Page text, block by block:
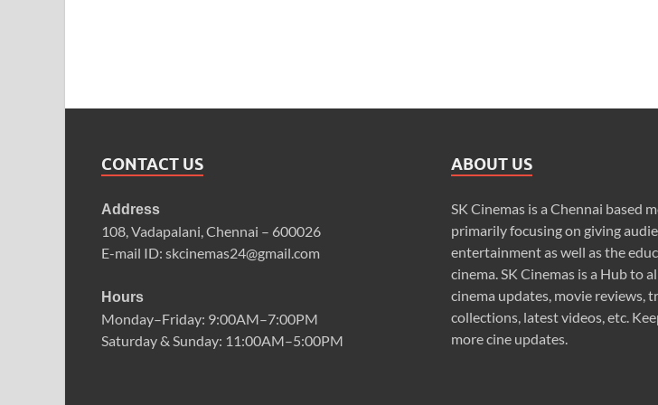
CONTACT US
Address
108, Vadapalani, Chennai – 600026
E-mail ID: skcinemas24@gmail.com
Hours
Monday–Friday: 9:00AM–7:00PM
Saturday & Sunday: 11:00AM–5:00PM
ABOUT US
SK Cinemas is a Chennai based
primarily focusing on giving
entertainment as well as the
cinema. SK Cinemas is a Hub to
cinema updates, movie reviews,
collections, latest videos, etc.
more cine updates.